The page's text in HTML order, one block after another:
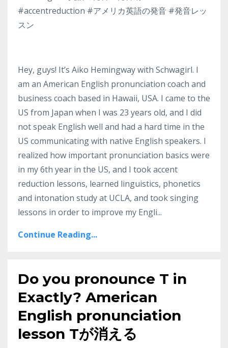
#accentreduction #アメリカ英語の発音 #発音レッ
スン
Hey, guys! It’s Aiko Hemingway with Schwagirl. I
am an American English pronunciation coach and
business coach based in Hawaii, USA. I came to the
US from Japan when I was 23 years old, and I did
not speak English well and had a hard time in the
US communicating with native English speakers. I
realized how important pronunciation basics were
in my 6th year in the US, and I took accent
reduction lessons, learned linguistics, phonetics
and intonation study at UCLA, and took singing
lessons in order to improve my Engli...
Continue Reading...
Do you pronounce T in
Exactly? American
English pronunciation
lesson Tが消える